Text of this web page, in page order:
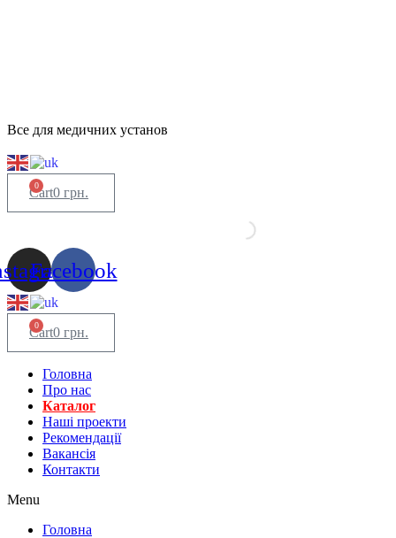
Все для медичних установ
0 грн.
0
Cart
Facebook
0 грн.
0
Cart
Головна
Про нас
Каталог
Нашi проекти
Рекомендації
Вакансiя
Контакти
Menu
Головна